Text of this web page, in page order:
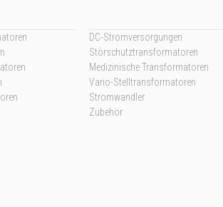
DC-Stromversorgungen
Störschutztransformatoren
Medizinische Transformatoren
Vario-Stelltransformatoren
Stromwandler
Zubehör